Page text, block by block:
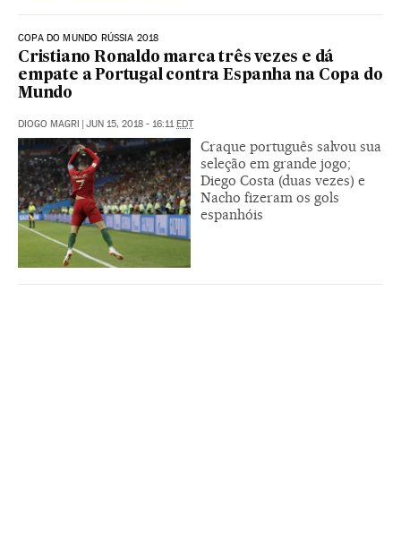
COPA DO MUNDO RÚSSIA 2018
Cristiano Ronaldo marca três vezes e dá
empate a Portugal contra Espanha na Copa do
Mundo
DIOGO MAGRI | JUN 15, 2018 - 16:11EDT
Craque português salvou sua
seleção em grande jogo;
Diego Costa (duas vezes) e
Nacho fizeram os gols
espanhóis